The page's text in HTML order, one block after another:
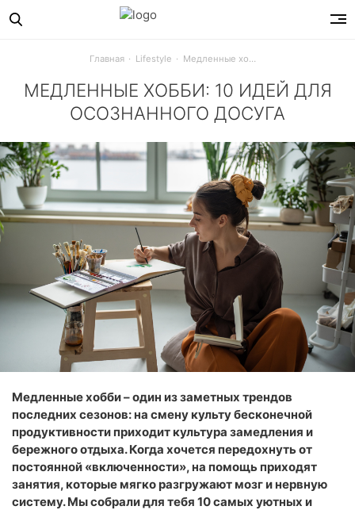
Главная Lifestyle
МЕДЛЕННЫЕ ХОББИ: 10 ИДЕЙ ДЛЯ
ОСОЗНАННОГО ДОСУГА
Тренд на осознанный отдых: как замедлиться и
Медленные хобби – один из заметных трендов
последних сезонов: на смену культу бесконечной
продуктивности приходит культура замедления и
бережного отдыха. Когда хочется передохнуть от
постоянной «включенности», на помощь приходят
занятия, которые мягко разгружают мозг и нервную
систему. Мы собрали для тебя 10 самых уютных и